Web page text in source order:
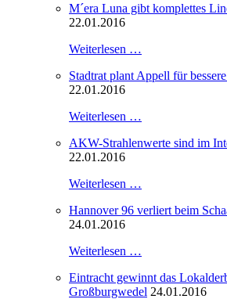
M´era Luna gibt komplettes
22.01.2016
Weiterlesen …
Stadtrat plant Appell für
22.01.2016
Weiterlesen …
AKW-Strahlenwerte sind im
22.01.2016
Weiterlesen …
Hannover 96 verliert beim
24.01.2016
Weiterlesen …
Eintracht gewinnt das
Großburgwedel 24.01.2016